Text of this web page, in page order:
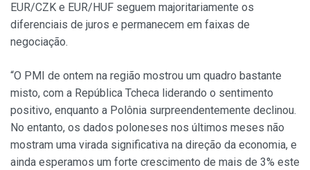
EUR/CZK e EUR/HUF seguem majoritariamente os
diferenciais de juros e permanecem em faixas de
negociação.
“O PMI de ontem na região mostrou um quadro bastante
misto, com a República Tcheca liderando o sentimento
positivo, enquanto a Polônia surpreendentemente declinou.
No entanto, os dados poloneses nos últimos meses não
mostram uma virada significativa na direção da economia, e
ainda esperamos um forte crescimento de mais de 3% este